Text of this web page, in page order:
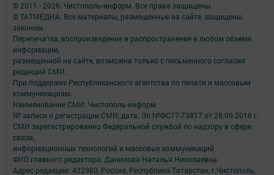
© 2011 - 2026. Чистополь-информ. Все права защищены.
© ТАТМЕДИА. Все материалы, размещенные на сайте, защищены
законом.
Перепечатка, воспроизведение и распространение в любом объеме
информации,
размещенной на сайте, возможна только с письменного согласия
редакций СМИ.
При поддержке Республиканского агентства по печати и массовым
коммуникациям.
Наименование СМИ: Чистополь-информ
№ записи о регистрации СМИ, дата: Эл №ФС77-73817 от 28.09.2018 г.
СМИ зарегистрированно Федеральной службой по надзору в сфере
связи,
информационных технологий и массовых коммуникаций
ФИО главного редактора: Данилова Наталья Николаевна
Адрес редакции: 422980, Россия, Республика Татарстан, г.Чистополь,